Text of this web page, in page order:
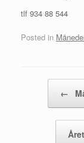
tlf 934 88 544
Posted in
←